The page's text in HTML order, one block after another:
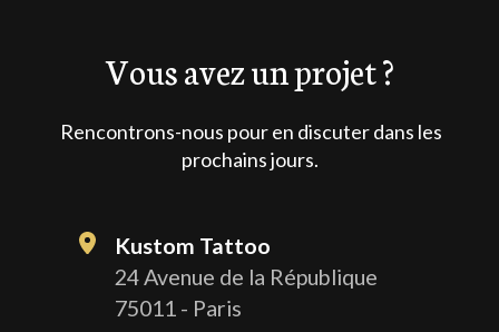
Vous avez un projet ?
Rencontrons-nous pour en discuter dans les
prochains jours.
Kustom Tattoo
24 Avenue de la République
75011 - Paris